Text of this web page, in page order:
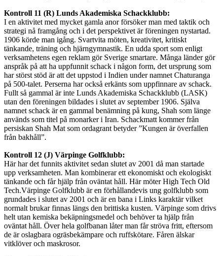
Kontroll 11 (R) Lunds Akademiska Schackklubb:
I en aktivitet med mycket gamla anor försöker man med taktik och
strategi nå framgång och i det perspektivet är föreningen nystartad.
1906 körde man igång. Svartvita möten, kreativitet, kritiskt
tänkande, träning och hjärngymnastik. En udda sport som enligt
verksamhetens egen reklam gör Sverige smartare. Många länder gör
anspråk på att ha uppfunnit schack i någon form, det ursprung som
har störst stöd är att det uppstod i Indien under namnet Chaturanga
på 500-talet. Perserna har också erkänts som uppfinnare av schack.
Fullt så gammal är inte Lunds Akademiska Schackklubb (LASK)
utan den föreningen bildades i slutet av september 1906. Själva
namnet schack är en gammal benämning på kung, Shah som länge
används som titel på monarker i Iran. Schackmatt kommer från
persiskan Shah Mat som ordagrant betyder ”Kungen är överfallen
från bakhåll”.
Kontroll 12 (J) Värpinge Golfklubb:
Här har det funnits aktivitet sedan slutet av 2001 då man startade
upp verksamheten. Man kombinerar ett ekonomiskt och ekologiskt
tänkande och får hjälp från oväntat håll. Här möter High Tech Old
Tech.Värpinge Golfklubb är en förhållandevis ung golfklubb som
grundades i slutet av 2001 och är en bana i Links karaktär vilket
normalt brukar finnas längs den brittiska kusten. Värpinge som drivs
helt utan kemiska bekäpningsmedel och behöver ta hjälp från
oväntat håll. Över hela golfbanan låter man får ströva fritt, eftersom
de är oslagbara ogräsbekämpare och ruffskötare. Fåren älskar
vitklöver och maskrosor.